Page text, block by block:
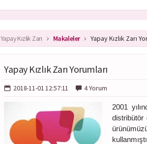
Yapay Kızlık Zarı Makaleler Yapay Kızlık Zarı
Yapay Kızlık Zarı Yorumları
2018-11-01 12:57:11 4 Yorum
2001
distribütör